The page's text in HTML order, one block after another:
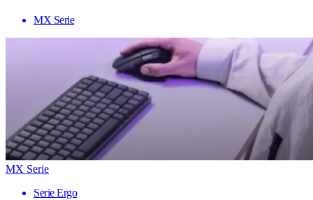
MX Serie
MX Serie
Serie Ergo